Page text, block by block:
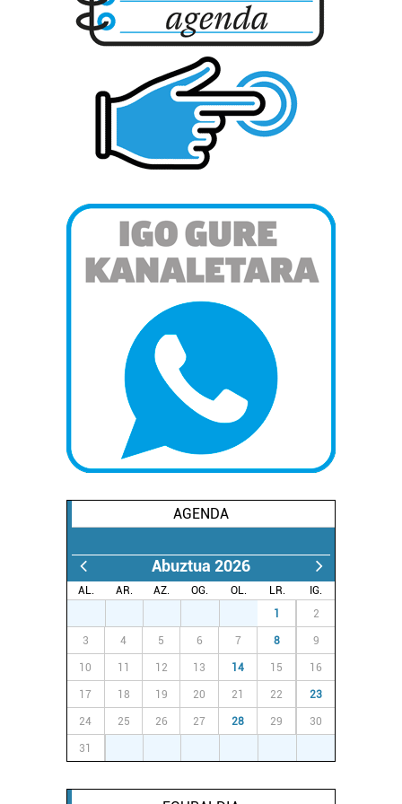
bazkideen zerrenda, beren ustez zein helburutarako
duten interes legitimoa eta horren aurka nola egin
dezakezun ikusteko.
Lortu zure datu pertsonalak prozesatzeko moduari
buruzko informazio gehiago eta ezarri zure lehentasunak
datuen atalean. Edozein unetan alda edo ken dezakezu
zure baimena Cookieen adierazpenean.
Webgune honek cookie propioak eta hirugarrenen cookie-
fitxategiak erabiltzen ditu. Zure esperientzia eta
zerbitzuak hobetzeko asmoz, cookie teknologiaz
baliatzen gara. Ohar hau onartuz gero, teknologia hori
erabiltzeko baimen esplizitua ematen diguzu. Gehiago
AGENDA
Abuztua 2026
AL. AR. AZ. OG. OL. LR.
IG.
1 2
3 4 5 6 7 8 9
10 11 12 13 14 15 16
17 18 19 20 21 22 23
24 25 26 27 28 29 30
31